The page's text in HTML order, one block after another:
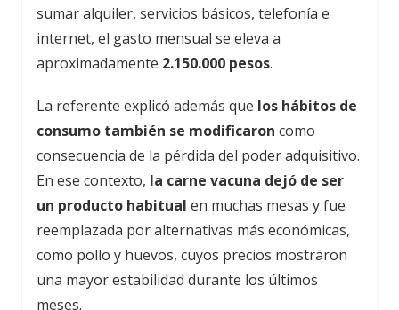
sumar alquiler, servicios básicos, telefonía e
internet, el gasto mensual se eleva a
aproximadamente 2.150.000 pesos.
La referente explicó además que los hábitos de
consumo también se modificaron como
consecuencia de la pérdida del poder adquisitivo.
En ese contexto, la carne vacuna dejó de ser
un producto habitual en muchas mesas y fue
reemplazada por alternativas más económicas,
como pollo y huevos, cuyos precios mostraron
una mayor estabilidad durante los últimos
meses.